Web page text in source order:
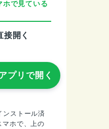
ホで見ている
接開く
プリで開く
ストール済
マホで、上の